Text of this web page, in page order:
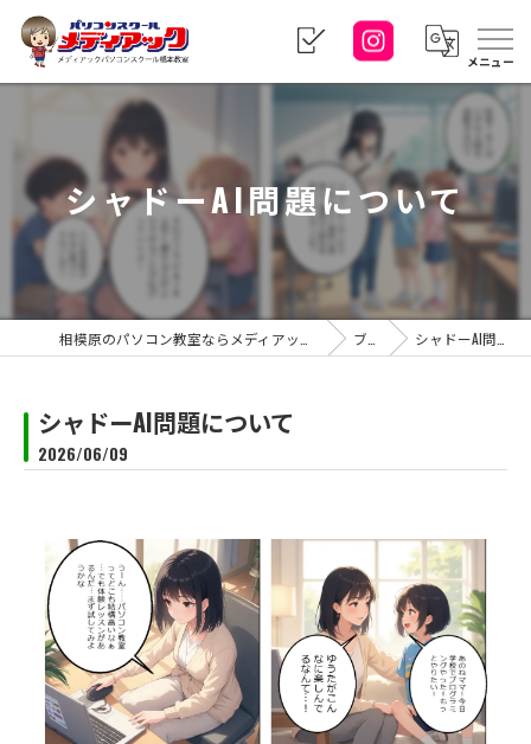
メニュー
シャドーAI問題について
ブログ シャドーAI問題について
シャドーAI問題について
2026/06/09